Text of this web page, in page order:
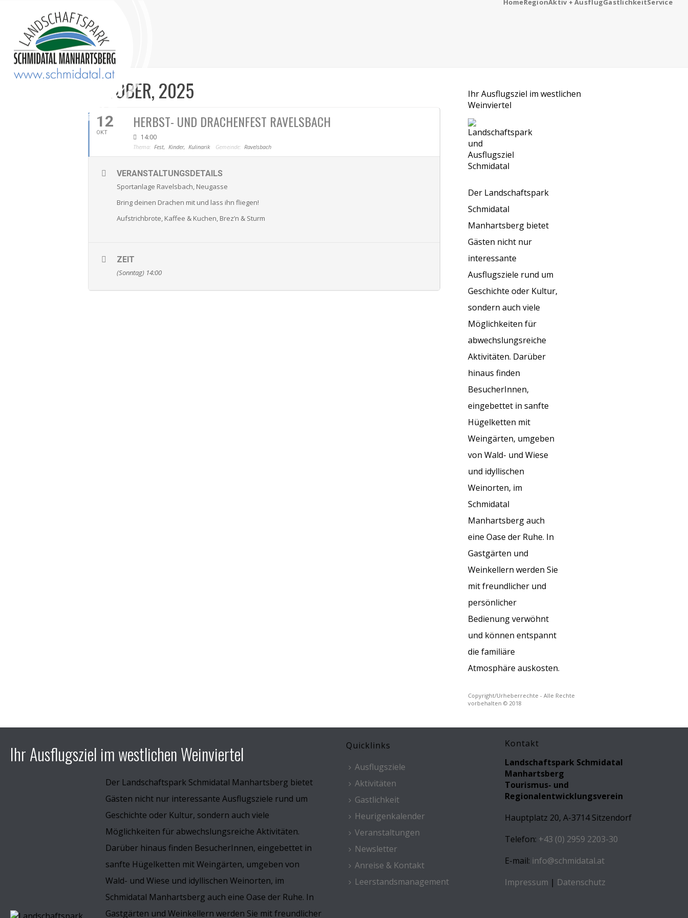
Home RegionAktiv + AusflugGastlichkeitService
OKTOBER, 2025
12
OKT
HERBST- UND DRACHENFEST RAVELSBACH
14:00
Thema: Fest, Kinder, Kulinarik Gemeinde: Ravelsbach
VERANSTALTUNGSDETAILS
Sportanlage Ravelsbach, Neugasse
Bring deinen Drachen mit und lass ihn fliegen!
Aufstrichbrote, Kaffee & Kuchen, Brez’n & Sturm
ZEIT
(Sonntag) 14:00
Ihr Ausflugsziel im westlichen
Weinviertel
Der Landschaftspark
Schmidatal
Manhartsberg bietet
Gästen nicht nur
interessante
Ausflugsziele rund um
Geschichte oder Kultur,
sondern auch viele
Möglichkeiten für
abwechslungsreiche
Aktivitäten. Darüber
hinaus finden
BesucherInnen,
eingebettet in sanfte
Hügelketten mit
Weingärten, umgeben
von Wald- und Wiese
und idyllischen
Weinorten, im
Schmidatal
Manhartsberg auch
eine Oase der Ruhe. In
Gastgärten und
Weinkellern werden Sie
mit freundlicher und
persönlicher
Bedienung verwöhnt
und können entspannt
die familiäre
Atmosphäre auskosten.
Copyright/Urheberrechte - Alle Rechte
vorbehalten © 2018
Ihr Ausflugsziel im westlichen Weinviertel
Der Landschaftspark Schmidatal Manhartsberg bietet
Gästen nicht nur interessante Ausflugsziele rund um
Geschichte oder Kultur, sondern auch viele
Möglichkeiten für abwechslungsreiche Aktivitäten.
Darüber hinaus finden BesucherInnen, eingebettet in
sanfte Hügelketten mit Weingärten, umgeben von
Wald- und Wiese und idyllischen Weinorten, im
Schmidatal Manhartsberg auch eine Oase der Ruhe. In
Gastgärten und Weinkellern werden Sie mit freundlicher
Quicklinks
Ausflugsziele
Aktivitäten
Gastlichkeit
Heurigenkalender
Veranstaltungen
Newsletter
Anreise & Kontakt
Leerstandsmanagement
Kontakt
Landschaftspark Schmidatal
Manhartsberg
Tourismus- und
Regionalentwicklungsverein
Hauptplatz 20, A-3714 Sitzendorf
Telefon: +43 (0) 2959 2203-30
E-mail: info@schmidatal.at
Impressum | Datenschutz